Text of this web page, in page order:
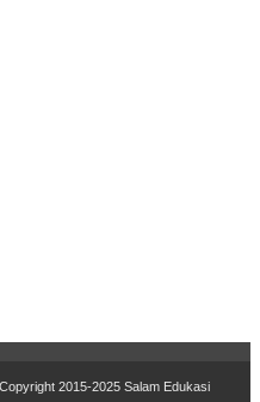
ight 2015-2025 Salam Edukasi